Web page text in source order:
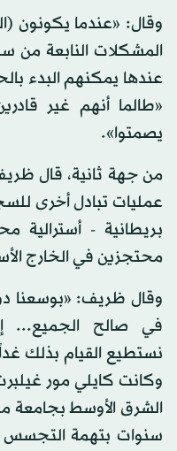
وقال: «عندما يكونون
المشكلات النابعة
عندها يمكنهم البدء
«طالما أنهم غير
يصمتوا».
من جهة ثانية، قال
عمليات تبادل أخرى
محتجزين في الخارج
وقال ظريف: «بوسعنا
في صالح الجميع...
نستطيع القيام بذلك
وكانت كايلي مور
سنوات بتهمة التجسس